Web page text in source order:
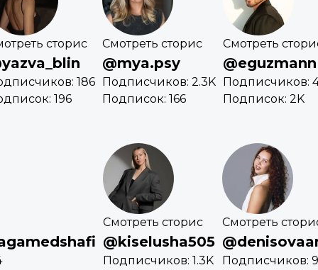
сторис
186
196
Смотреть сторис
@mya.psy
Подписчиков: 2.3K
Подписок: 166
Смотреть
@eguzmann
Подписчиков:
Подписок: 2K
Смотреть сторис
@kiselusha505
Подписчиков: 1.3K
Смотреть
Подписчиков: